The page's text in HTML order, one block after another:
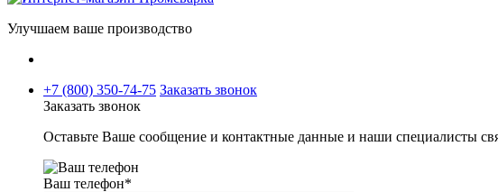
Улучшаем ваше производство
+7 (800) 350-74-75 Заказать звонок
Заказать звонок
Оставьте Ваше сообщение и контактные данные и наши специалисты
Ваш телефон*